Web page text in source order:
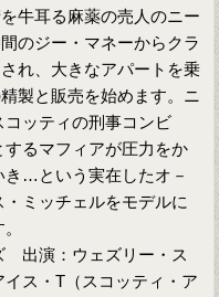
牛耳る麻薬の売人のニー
のジー・マネーからクラ
れ、大きなアパートを乗
製と販売を始めます。ニ
ッティの刑事コンビ
るマフィアが圧力をか
き…という実在したオ－
ミッチェルをモデルに
出演：ウェズリー・ス
ス・T（スコッティ・ア